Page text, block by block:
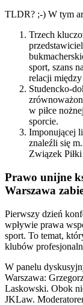
TLDR? ;-) W tym
Trzech
sport, szans
relacji
Studencko-
w piłce
sporcie.
Imponującej
znaleźli się
Związek
Prawo unijne
Warszawa
Pierwszy dzień
wpływie prawa
sport. To temat,
klubów
W panelu
Warszawa:
Laskowski. Obok
JKLaw.